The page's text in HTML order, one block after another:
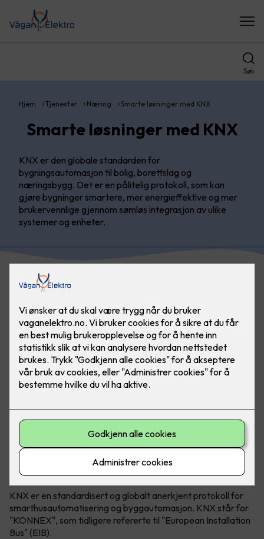
Søk
Hjem Tjenester Næring Smarte løsninger med KNX
Smarte løsninger med KNX
KNX er den globale standarden for
bygningsautomasjon til bolig, borettslag og
næringsbygg. Det er en pålitelig protokoll, som kan
gjøre bygninger smartere, mer energieffektive og mer
brukervennlige gjennom sømløs integrasjon av ulike
systemer og enheter.
KNX Association både utvikler og eier teknologien. KNX
kan brukes i både næringsbygg, borettslag og bolig.
Hva er egentlig KNX?
KNX er en standardisert og globalt anerkjent protokoll for
smarthusautomatisering og byggautomasjon. KNX står for
"KONNEX", som tidligere refererte til "European Installation
Bus" (EIB).